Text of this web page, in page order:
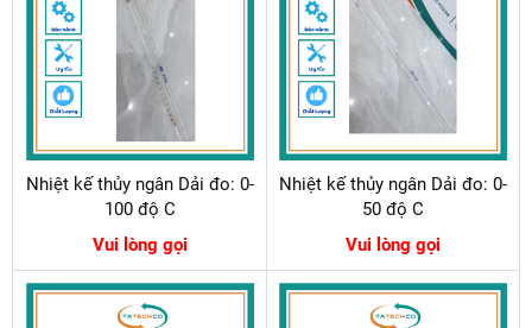
Nhiệt kế thủy ngân Dải đo: 0-
100 độ C
Vui lòng gọi
Nhiệt kế thủy ngân Dải đo: 0-
50 độ C
Vui lòng gọi